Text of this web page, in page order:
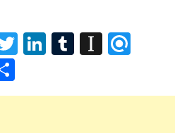
TwitterLinkedIn
Tumblr